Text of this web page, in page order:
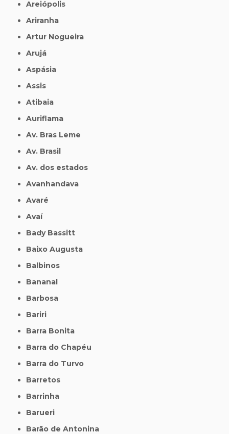
Areiópolis
Ariranha
Artur Nogueira
Arujá
Aspásia
Assis
Atibaia
Auriflama
Av. Bras Leme
Av. Brasil
Av. dos estados
Avanhandava
Avaré
Avaí
Bady Bassitt
Baixo Augusta
Balbinos
Bananal
Barbosa
Bariri
Barra Bonita
Barra do Chapéu
Barra do Turvo
Barretos
Barrinha
Barueri
Barão de Antonina